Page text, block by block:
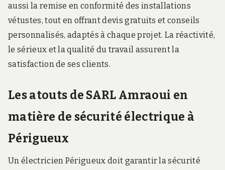
aussi la remise en conformité des installations
vétustes, tout en offrant devis gratuits et conseils
personnalisés, adaptés à chaque projet. La réactivité,
le sérieux et la qualité du travail assurent la
satisfaction de ses clients.
Les atouts de SARL Amraoui en
matière de sécurité électrique à
Périgueux
Un électricien Périgueux doit garantir la sécurité